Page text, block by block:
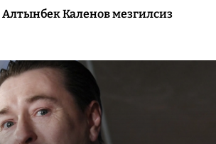
Каленов мезгилсиз